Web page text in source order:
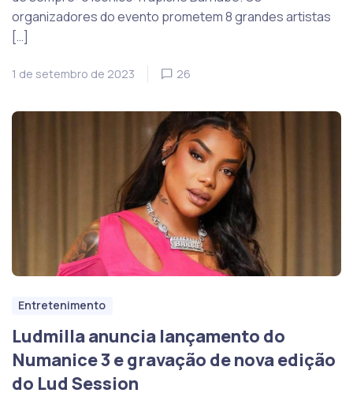
organizadores do evento prometem 8 grandes artistas
[…]
1 de setembro de 2023 26
Entretenimento
Ludmilla anuncia lançamento do
Numanice 3 e gravação de nova edição
do Lud Session